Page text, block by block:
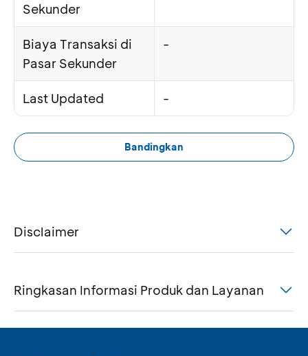
Sekunder
Biaya Transaksi di
Pasar Sekunder
-
Last Updated -
Bandingkan
Disclaimer
Ringkasan Informasi Produk dan Layanan